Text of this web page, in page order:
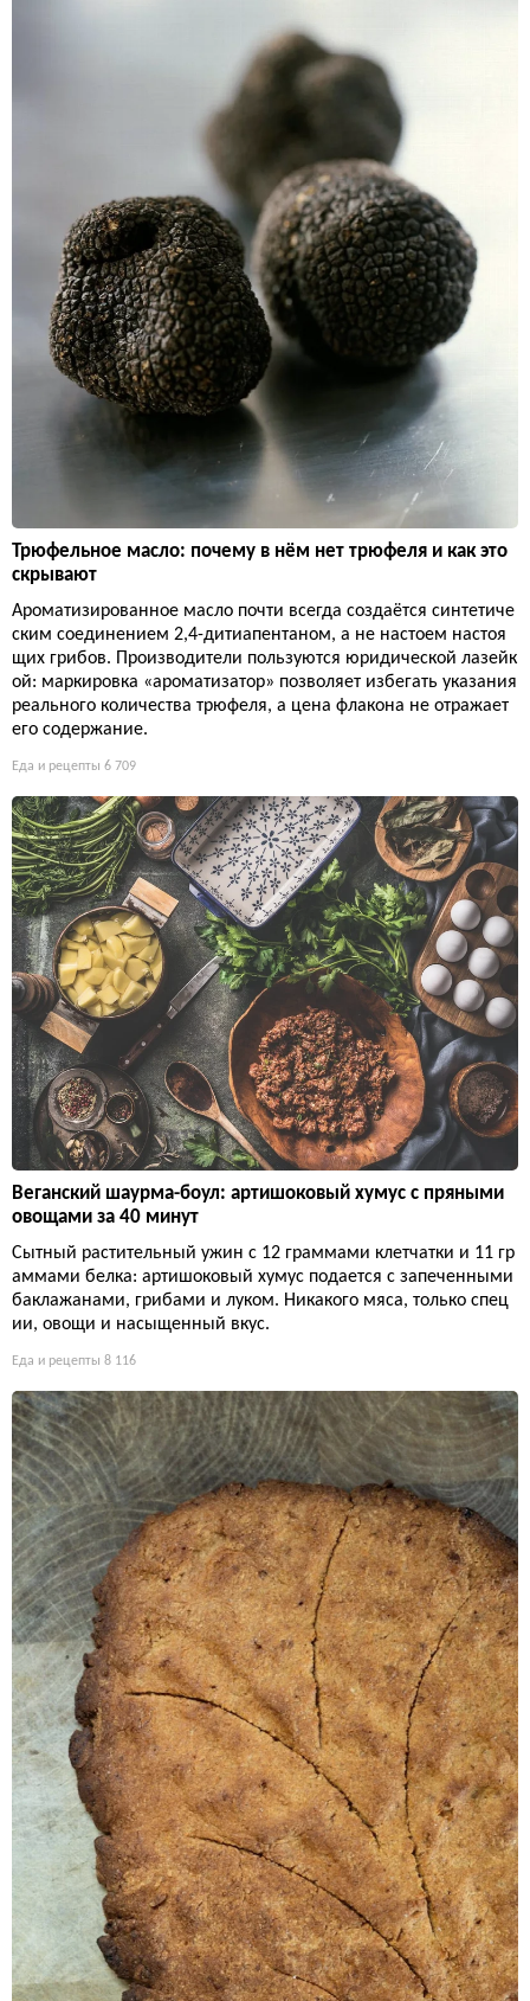
Трюфельное масло: почему в нём нет трюфеля и как это
скрывают
Ароматизированное масло почти всегда создаётся синтетиче
ским соединением 2,4-дитиапентаном, а не настоем настоя
щих грибов. Производители пользуются юридической лазейк
ой: маркировка «ароматизатор» позволяет избегать указания
реального количества трюфеля, а цена флакона не отражает
его содержание.
Еда и рецепты 6 709
Веганский шаурма-боул: артишоковый хумус с пряными
овощами за 40 минут
Сытный растительный ужин с 12 граммами клетчатки и 11 гр
аммами белка: артишоковый хумус подается с запеченными
баклажанами, грибами и луком. Никакого мяса, только спец
ии, овощи и насыщенный вкус.
Еда и рецепты 8 116